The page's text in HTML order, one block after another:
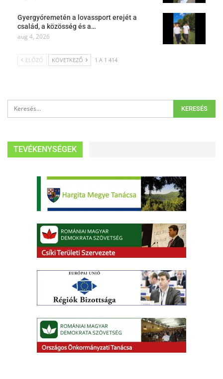
Gyergyóremetén a lovassport erejét a
család, a közösség és a…
aug 4, 2026
ELŐZŐ KÖVETKEZŐ 1 A 1 414
TEVÉKENYSÉGEK